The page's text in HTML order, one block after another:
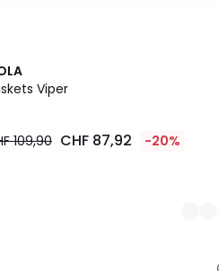
Viper
109,90 CHF 87,92 -20%